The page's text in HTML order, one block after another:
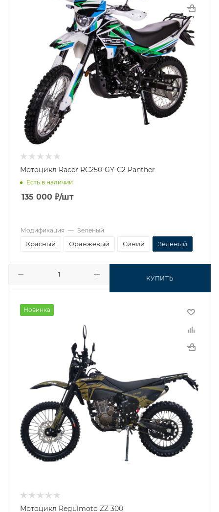
Мотоцикл Racer RC250-GY-С2 Panther
Есть в наличии
135 000 ₽/шт
КУПИТЬ
Модификация — Зеленый
Красный Оранжевый Синий Зеленый
Новинка
Мотоцикл Regulmoto ZZ 300